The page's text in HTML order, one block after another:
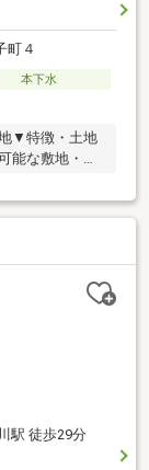
町４
本下水
▼特徴・土地
能な敷地・建
メーカーや工
、間口は約
歩7分(約
ンイレブン
積率200％■ ご
物件の詳
駅 徒歩29分